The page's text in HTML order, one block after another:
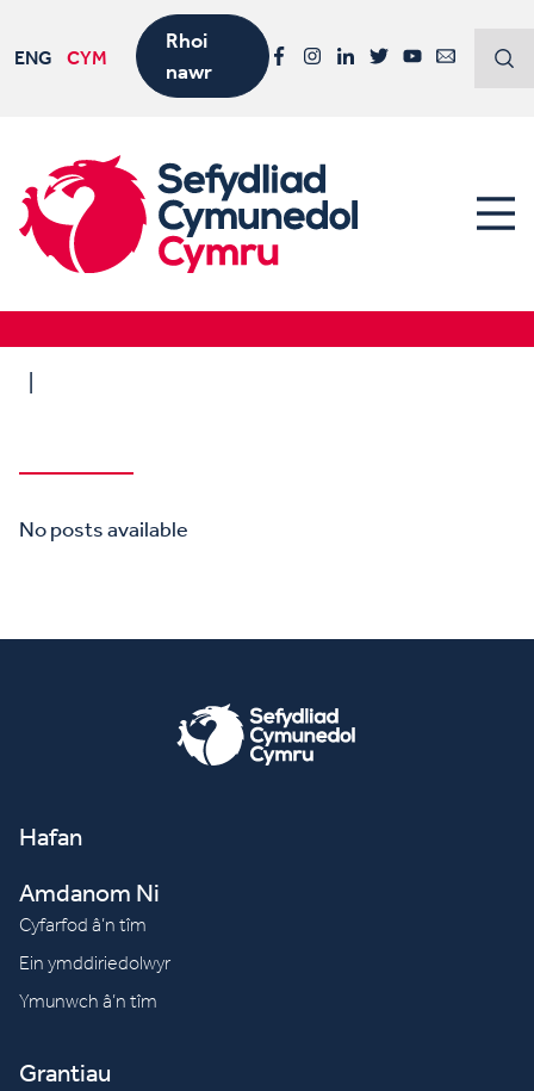
ENG CYM
Rhoi
nawr
No posts available
Hafan
Amdanom Ni
Cyfarfod â’n tîm
Ein ymddiriedolwyr
Ymunwch â’n tîm
Grantiau